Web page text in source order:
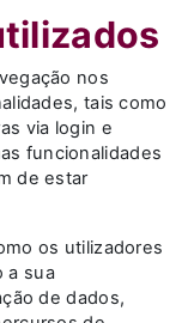
nos
tais como
via login e
funcionalidades
de estar
os utilizadores
a sua
de dados,